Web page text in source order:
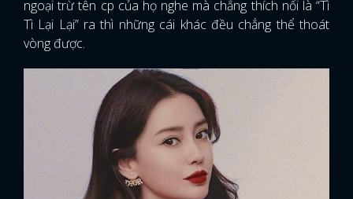
ngoại trừ tên cp của họ nghe mà chẳng thích nổi là “Tì
Tì Lại Lại” ra thì những cái khác đều chẳng thể thoát
vòng được.